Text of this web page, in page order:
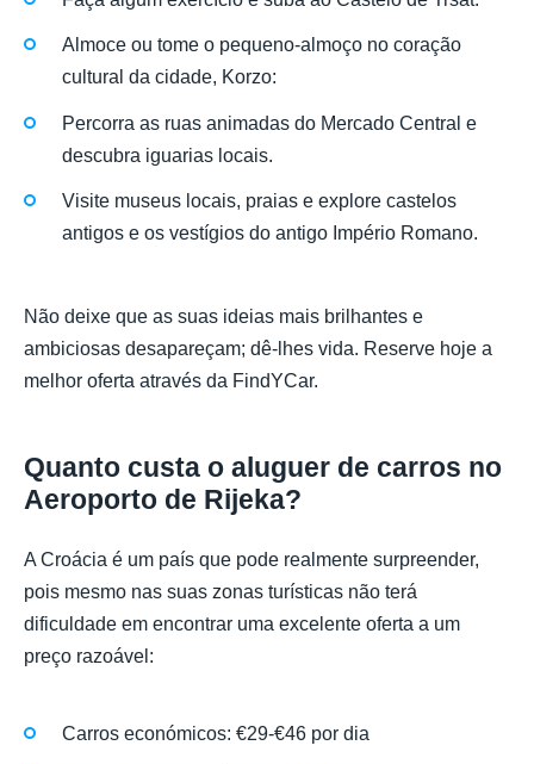
Almoce ou tome o pequeno-almoço no coração
cultural da cidade, Korzo:
Percorra as ruas animadas do Mercado Central e
descubra iguarias locais.
Visite museus locais, praias e explore castelos
antigos e os vestígios do antigo Império Romano.
Não deixe que as suas ideias mais brilhantes e
ambiciosas desapareçam; dê-lhes vida. Reserve hoje a
melhor oferta através da FindYCar.
Quanto custa o aluguer de carros no
Aeroporto de Rijeka?
A Croácia é um país que pode realmente surpreender,
pois mesmo nas suas zonas turísticas não terá
dificuldade em encontrar uma excelente oferta a um
preço razoável:
Carros económicos: €29-€46 por dia